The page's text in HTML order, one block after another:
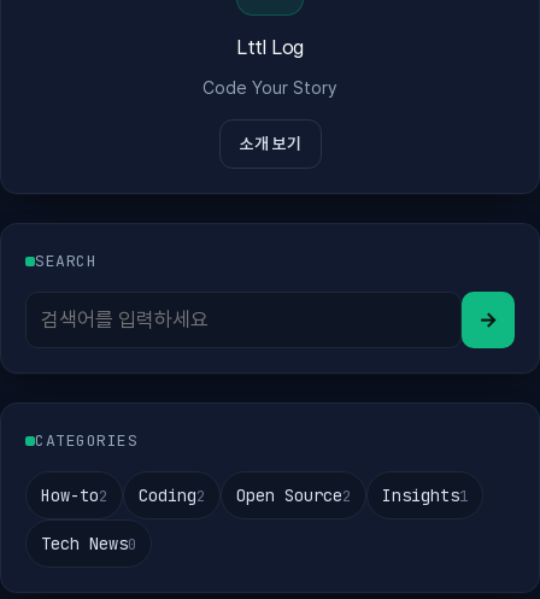
Lttl Log
Code Your Story
소개 보기
SEARCH
→
CATEGORIES
How-to2 Coding2 Open Source2 Insights1
Tech News0